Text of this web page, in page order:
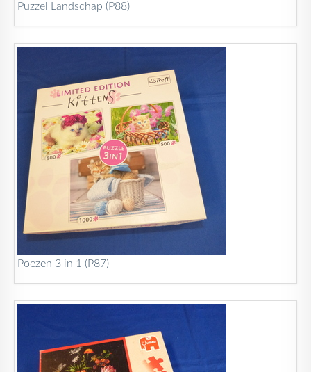
Puzzel Landschap (P88)
Poezen 3 in 1 (P87)